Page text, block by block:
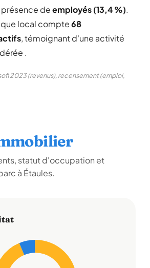
deemployés (13,4 %).
local compte68
, témoignant d'une activité
.
2023 (revenus), recensement (emploi,
statut d'occupation et
à Étaules.